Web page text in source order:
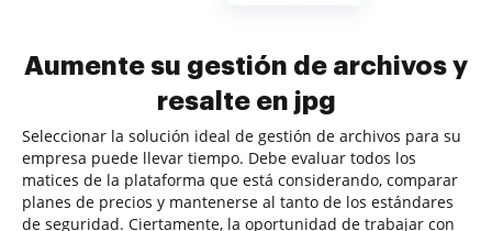
Aumente su gestión de archivos y
resalte en jpg
Seleccionar la solución ideal de gestión de archivos para su
empresa puede llevar tiempo. Debe evaluar todos los
matices de la plataforma que está considerando, comparar
planes de precios y mantenerse al tanto de los estándares
de seguridad. Ciertamente, la oportunidad de trabajar con